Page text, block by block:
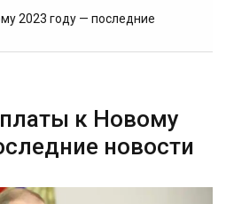
2023 году — последние
к Новому
новости